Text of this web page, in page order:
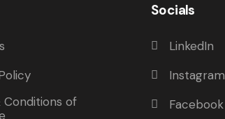
Conditions of
Socials
LinkedIn
Instagram
Facebook